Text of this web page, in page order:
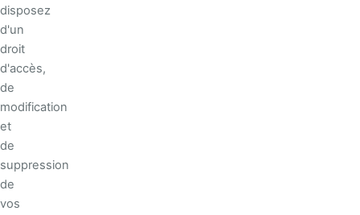
disposez
d'un
droit
d'accès,
de
modification
et
de
suppression
de
vos